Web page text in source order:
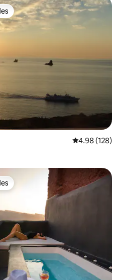
entre huéspedes
Calificación
4.98 (128)
entre huéspedes